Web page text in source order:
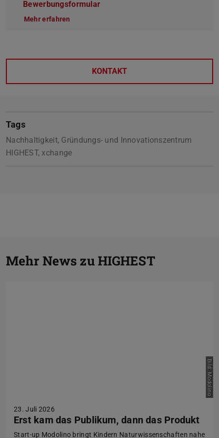
Bewerbungsformular
Mehr erfahren
KONTAKT
Tags
Nachhaltigkeit, Gründungs- und Innovationszentrum
HIGHEST, xchange
Mehr News zu HIGHEST
Bild: Modolino
23. Juli 2026
Erst kam das Publikum, dann das Produkt
Start-up Modolino bringt Kindern Naturwissenschaften nahe